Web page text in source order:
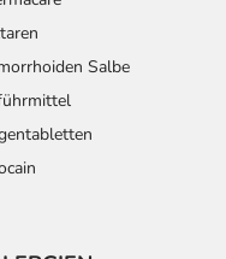
Salbe